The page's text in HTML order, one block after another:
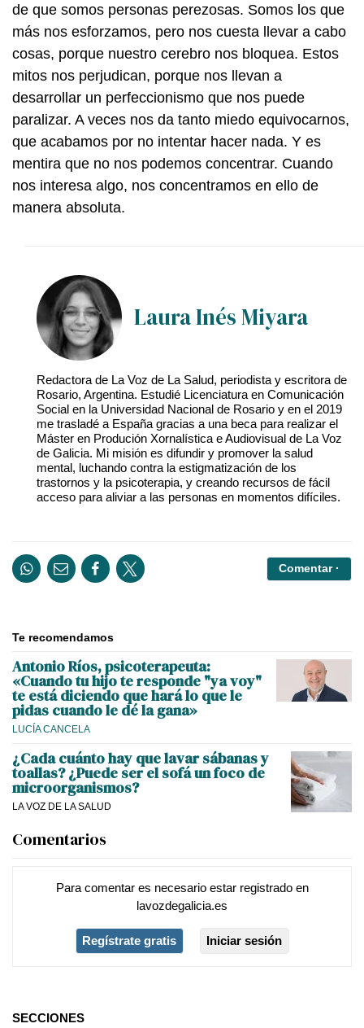
de que somos personas perezosas. Somos los que
más nos esforzamos, pero nos cuesta llevar a cabo
cosas, porque nuestro cerebro nos bloquea. Estos
mitos nos perjudican, porque nos llevan a
desarrollar un perfeccionismo que nos puede
paralizar. A veces nos da tanto miedo equivocarnos,
que acabamos por no intentar hacer nada. Y es
mentira que no nos podemos concentrar. Cuando
nos interesa algo, nos concentramos en ello de
manera absoluta.
Laura Inés Miyara
Redactora de La Voz de La Salud, periodista y escritora de
Rosario, Argentina. Estudié Licenciatura en Comunicación
Social en la Universidad Nacional de Rosario y en el 2019
me trasladé a España gracias a una beca para realizar el
Máster en Produción Xornalística e Audiovisual de La Voz
de Galicia. Mi misión es difundir y promover la salud
mental, luchando contra la estigmatización de los
trastornos y la psicoterapia, y creando recursos de fácil
acceso para aliviar a las personas en momentos difíciles.
Comentar ·
Te recomendamos
Antonio Ríos, psicoterapeuta:
«Cuando tu hijo te responde "ya voy"
te está diciendo que hará lo que le
pidas cuando le dé la gana»
LUCÍA CANCELA
¿Cada cuánto hay que lavar sábanas y
toallas? ¿Puede ser el sofá un foco de
microorganismos?
LA VOZ DE LA SALUD
Comentarios
Para comentar es necesario estar registradoen
lavozdegalicia.es
Regístrate gratis Iniciar sesión
SECCIONES